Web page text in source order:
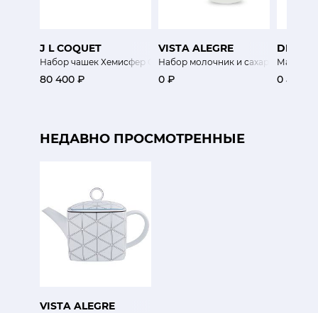
J L COQUET
Набор чашек Хемисфер Сатин
80 400 ₽
VISTA ALEGRE
Набор молочник и сахарница Tea
0 ₽ 0 ₽
НЕДАВНО ПРОСМОТРЕННЫЕ
VISTA ALEGRE